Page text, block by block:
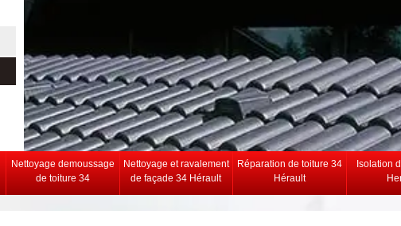
Nettoyage demoussage
de toiture 34
Nettoyage et ravalement
de façade 34 Hérault
Réparation de toiture 34
Hérault
Isolation